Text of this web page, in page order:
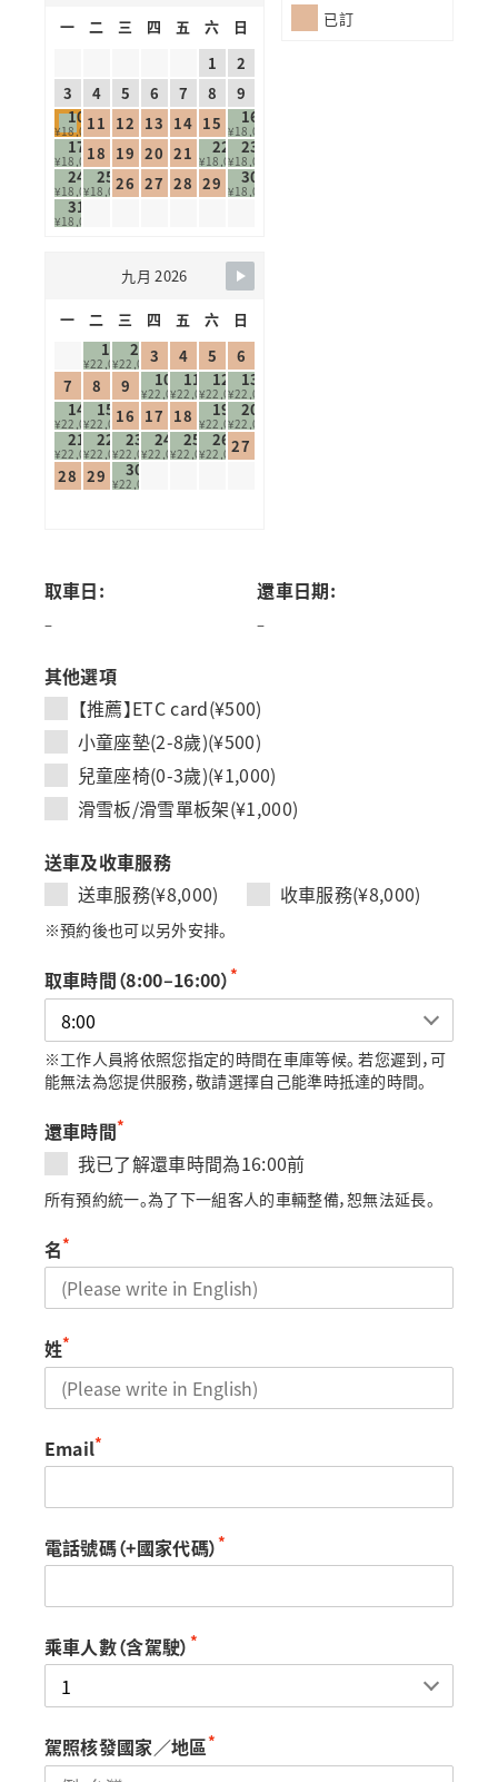
已訂
一 二 三 四 五 六
日
1
2
3
4 5 6 7 8
9
10
¥18,000
11 12 13 14 15 16
¥18,000
17
¥18,000
18 19 20 21 22
¥18,000
23
¥18,000
24
¥18,000
25
¥18,000
26 27 28 29 30
¥18,000
31
¥18,000
九月 2026
一 二 三 四 五 六
日
1
¥22,000
2
¥22,000
3 4 5
6
7
8 9 10
¥22,000
11
¥22,000
12
¥22,000
13
¥22,000
14
¥22,000
15
¥22,000
16 17 18 19
¥22,000
20
¥22,000
21
¥22,000
22
¥22,000
23
¥22,000
24
¥22,000
25
¥22,000
26
¥22,000
27
28 29 30
¥22,000
取車日:
–
還車日期:
–
其他選項
【推薦】ETC card(¥500)
小童座墊(2-8歲)(¥500)
兒童座椅(0-3歲)(¥1,000)
滑雪板/滑雪單板架(¥1,000)
送車及收車服務
送車服務(¥8,000)
收車服務(¥8,000)
※預約後也可以另外安排。
取車時間（8:00–16:00）*
※工作人員將依照您指定的時間在車庫等候。 若您遲到，可
能無法為您提供服務，敬請選擇自己能準時抵達的時間。
還車時間*
我已了解還車時間為16:00前
所有預約統一。為了下一組客人的車輛整備，恕無法延長。
名*
姓*
Email*
電話號碼（+國家代碼）*
乘車人數（含駕駛） *
駕照核發國家／地區*